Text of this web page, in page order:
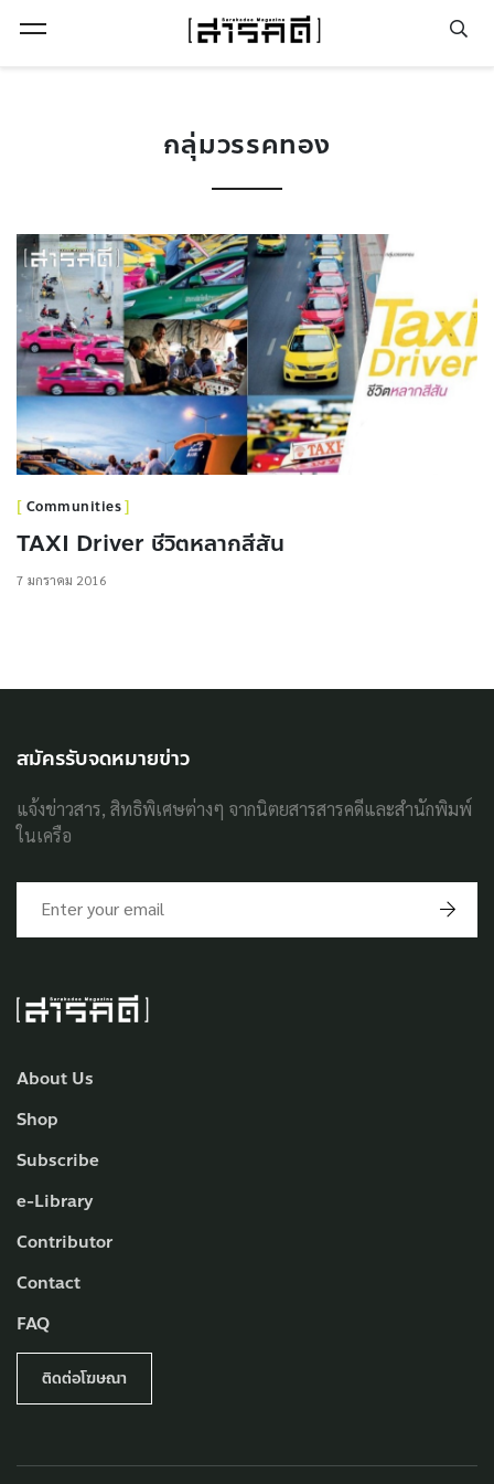
กลุ่มวรรคทอง
Communities
TAXI Driver ชีวิตหลากสีสัน
7 มกราคม 2016
About Us
Shop
Subscribe
e-Library
Contributor
Contact
FAQ
ติดต่อโฆษณา
สมัครรับจดหมายข่าว
แจ้งข่าวสาร, สิทธิพิเศษต่างๆ จากนิตยสารสารคดีและสำนักพิมพ์
ในเครือ